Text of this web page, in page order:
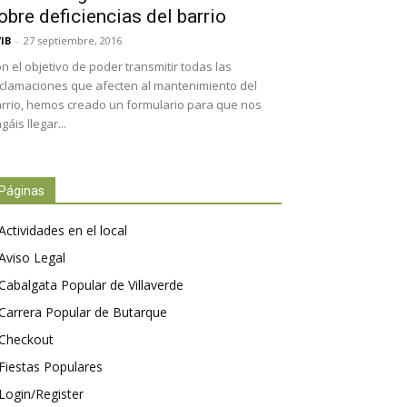
deficiencias del barrio
- 27 septiembre, 2016
el objetivo de poder transmitir todas las
que afecten al mantenimiento del
hemos creado un formulario para que nos
llegar...
Páginas
en el local
Legal
Popular de Villaverde
Popular de Butarque
Fiestas Populares
Login/Register